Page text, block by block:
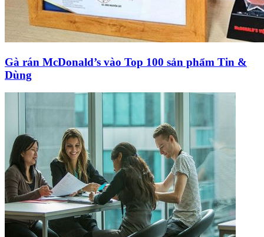
Gà rán McDonald’s vào Top 100 sản phẩm Tin &
Dùng